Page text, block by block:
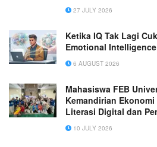
27 JULY 2026
Ketika IQ Tak Lagi
Emotional
6 AUGUST 2026
Mahasiswa FEB
Kemandirian
Literasi Digital dan
Intelligence
10 JULY 2026